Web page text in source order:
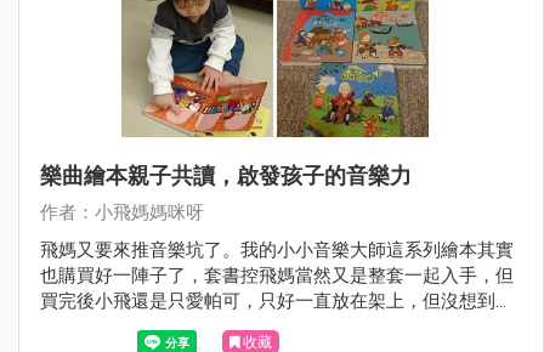
樂曲繪本親子共讀，啟發孩子的音樂力
作者：小飛媽媽咪呀
飛媽又要來推音樂坑了。我的小小音樂大師這系列繪本其實
也購買好一陣子了，套書控飛媽當然又是整套一起入手，但
買完後小飛還是只愛帕可，只好一直放在架上，但沒想到最
近小飛忽然開始自己拿起來翻閱了。
收藏